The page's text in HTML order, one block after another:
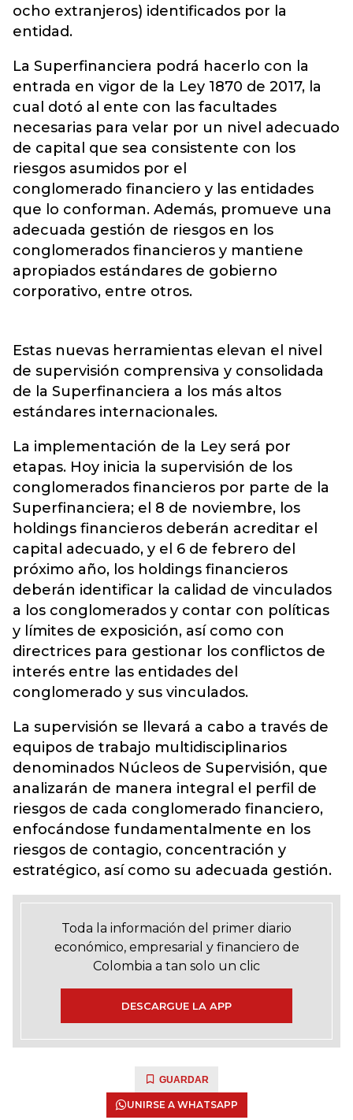
ocho extranjeros) identificados por la
entidad.
La Superfinanciera podrá hacerlo con la
entrada en vigor de la Ley 1870 de 2017, la
cual dotó al ente con las facultades
necesarias para velar por un nivel adecuado
de capital que sea consistente con los
riesgos asumidos por el
conglomerado financiero y las entidades
que lo conforman. Además, promueve una
adecuada gestión de riesgos en los
conglomerados financieros y mantiene
apropiados estándares de gobierno
corporativo, entre otros.
Estas nuevas herramientas elevan el nivel
de supervisión comprensiva y consolidada
de la Superfinanciera a los más altos
estándares internacionales.
La implementación de la Ley será por
etapas. Hoy inicia la supervisión de los
conglomerados financieros por parte de la
Superfinanciera; el 8 de noviembre, los
holdings financieros deberán acreditar el
capital adecuado, y el 6 de febrero del
próximo año, los holdings financieros
deberán identificar la calidad de vinculados
a los conglomerados y contar con políticas
y límites de exposición, así como con
directrices para gestionar los conflictos de
interés entre las entidades del
conglomerado y sus vinculados.
La supervisión se llevará a cabo a través de
equipos de trabajo multidisciplinarios
denominados Núcleos de Supervisión, que
analizarán de manera integral el perfil de
riesgos de cada conglomerado financiero,
enfocándose fundamentalmente en los
riesgos de contagio, concentración y
estratégico, así como su adecuada gestión.
Toda la información del primer diario
económico, empresarial y financiero de
Colombia a tan solo un clic
DESCARGUE LA APP
GUARDAR
UNIRSE A WHATSAPP